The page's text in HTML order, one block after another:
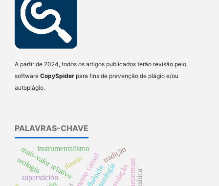
A partir de 2024, todos os artigos publicados terão revisão pelo
software CopySpider para fins de prevenção de plágio e/ou
autoplágio.
PALAVRAS-CHAVE
superstición
mais-valor relativo
instrumentalismo
teología influência
dasein tradição
timología